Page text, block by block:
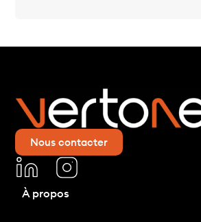
Nous contacter
À propos